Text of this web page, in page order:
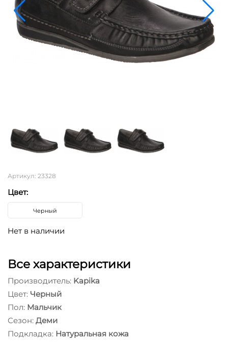
Артикул: 23328
Цвет:
Черный
Нет в наличии
Все характеристики
Производитель: Kapika
Цвет: Черный
Пол: Мальчик
Сезон: Деми
Подкладка: Натуральная кожа